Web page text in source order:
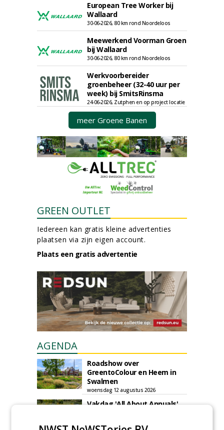
European Tree Worker bij
Wallaard
30-06-2026, 80 km rond Noordeloos
Meewerkend Voorman Groen
bij Wallaard
30-06-2026, 80 km rond Noordeloos
Werkvoorbereider
groenbeheer (32-40 uur per
week) bij SmitsRinsma
24-06-2026, Zutphen en op project locatie
meer Groene Banen
GREEN OUTLET
Iedereen kan gratis kleine advertenties
plaatsen via zijn eigen account.
Plaats een gratis advertentie
AGENDA
Roadshow over
GreentoColour en Heem in
Swalmen
woensdag 12 augustus 2026
Vakdag 'All About Annuals'